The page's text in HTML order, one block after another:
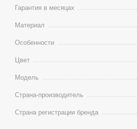
Гарантия в месяцах
Материал
Особенности
Цвет
Модель
Страна-производитель
Страна регистрации бренда